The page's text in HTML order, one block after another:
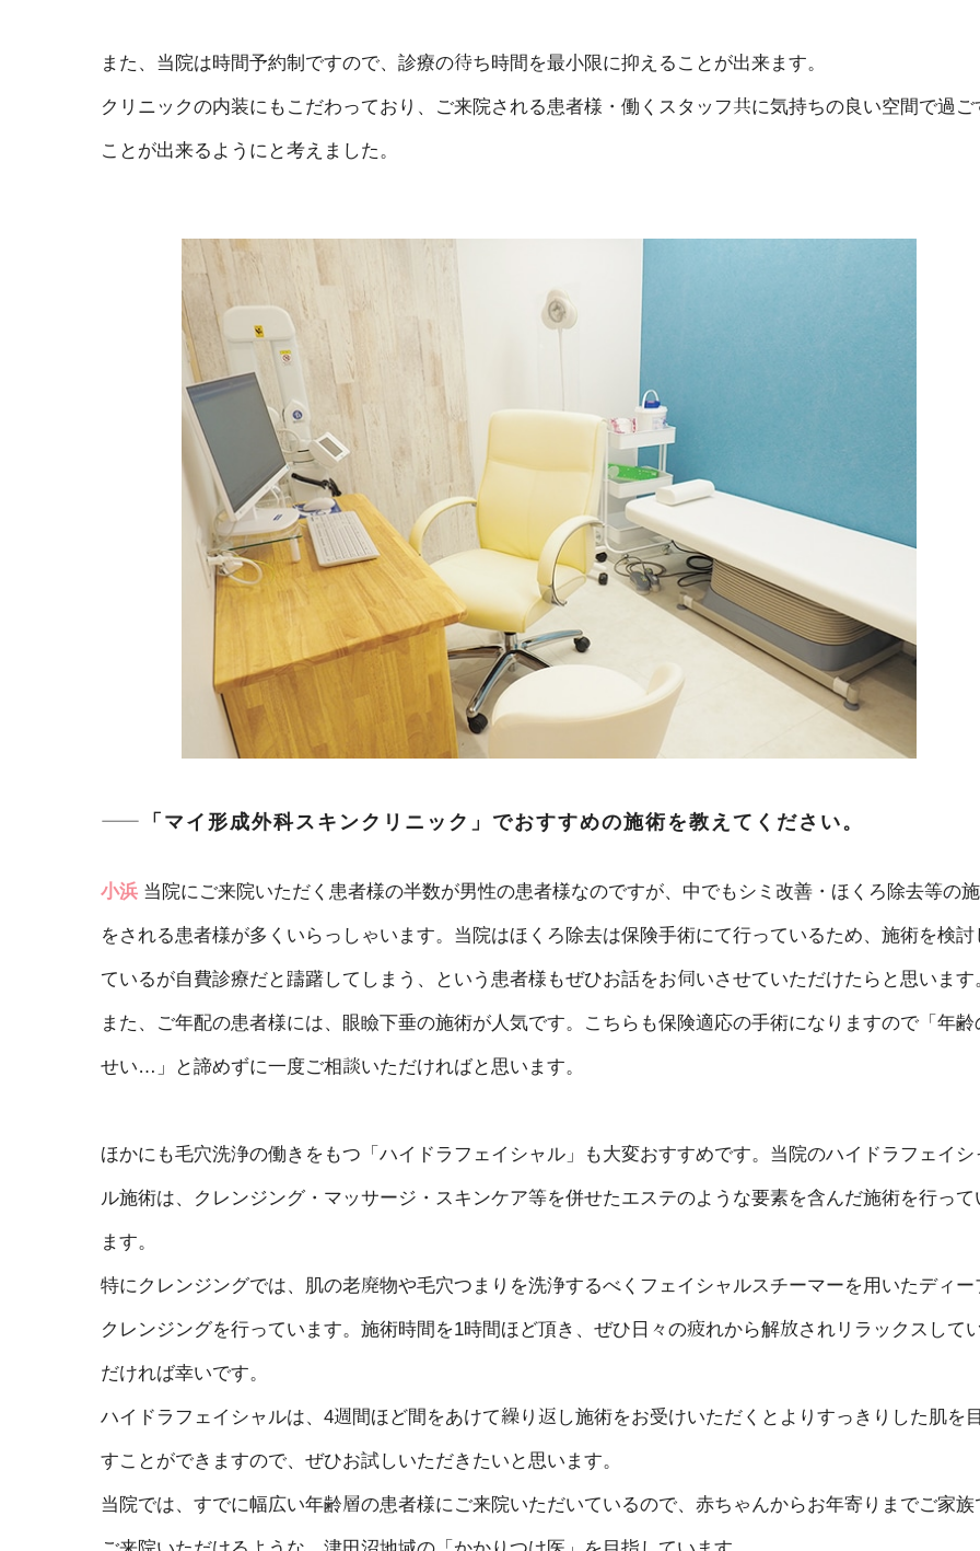
また、当院は時間予約制ですので、診療の待ち時間を最小限に抑えることが出来ます。
クリニックの内装にもこだわっており、ご来院される患者様・働くスタッフ共に気持ちの良い空間で過ご
ことが出来るようにと考えました。
――「マイ形成外科スキンクリニック」でおすすめの施術を教えてください。
小浜 当院にご来院いただく患者様の半数が男性の患者様なのですが、中でもシミ改善・ほくろ除去等の
をされる患者様が多くいらっしゃいます。当院はほくろ除去は保険手術にて行っているため、施術を検討
ているが自費診療だと躊躇してしまう、という患者様もぜひお話をお伺いさせていただけたらと思います
また、ご年配の患者様には、眼瞼下垂の施術が人気です。こちらも保険適応の手術になりますので「年齢
せい…」と諦めずに一度ご相談いただければと思います。
ほかにも毛穴洗浄の働きをもつ「ハイドラフェイシャル」も大変おすすめです。当院のハイドラフェイシ
ル施術は、クレンジング・マッサージ・スキンケア等を併せたエステのような要素を含んだ施術を行って
ます。
特にクレンジングでは、肌の老廃物や毛穴つまりを洗浄するべくフェイシャルスチーマーを用いたディー
クレンジングを行っています。施術時間を1時間ほど頂き、ぜひ日々の疲れから解放されリラックスして
だければ幸いです。
ハイドラフェイシャルは、4週間ほど間をあけて繰り返し施術をお受けいただくとよりすっきりした肌を
すことができますので、ぜひお試しいただきたいと思います。
当院では、すでに幅広い年齢層の患者様にご来院いただいているので、赤ちゃんからお年寄りまでご家族